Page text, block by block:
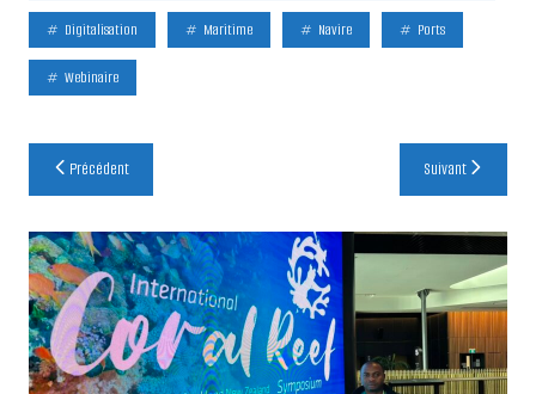
Digitalisation Maritime Navire Ports
Webinaire
Navigation
de
l’article
Précédent Suivant